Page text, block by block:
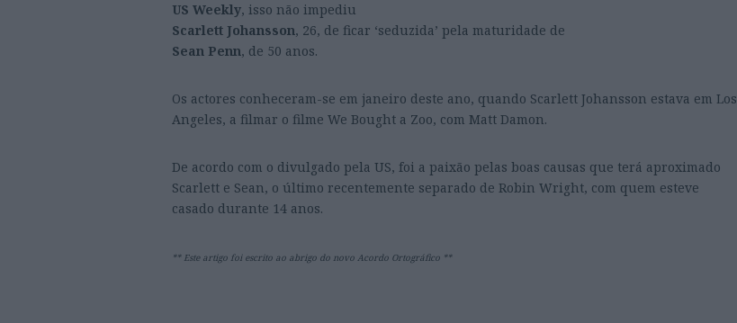
US Weekly, isso não impediu
Scarlett Johansson, 26, de ficar ‘seduzida’ pela maturidade de
Sean Penn, de 50 anos.
Os actores conheceram-se em janeiro deste ano, quando Scarlett Johansson estava em Los
Angeles, a filmar o filme We Bought a Zoo, com Matt Damon.
De acordo com o divulgado pela US, foi a paixão pelas boas causas que terá aproximado
Scarlett e Sean, o último recentemente separado de Robin Wright, com quem esteve
casado durante 14 anos.
** Este artigo foi escrito ao abrigo do novo Acordo Ortográfico **